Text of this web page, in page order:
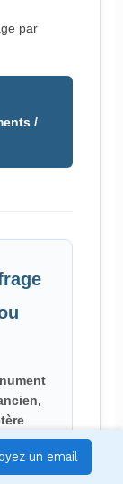
un email
par
/
à
local).
vous